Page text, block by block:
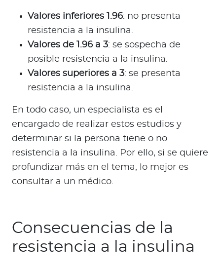
Valores inferiores 1.96: no presenta
resistencia a la insulina.
Valores de 1.96 a 3: se sospecha de
posible resistencia a la insulina.
Valores superiores a 3: se presenta
resistencia a la insulina.
En todo caso, un especialista es el
encargado de realizar estos estudios y
determinar si la persona tiene o no
resistencia a la insulina. Por ello, si se quiere
profundizar más en el tema, lo mejor es
consultar a un médico.
Consecuencias de la
resistencia a la insulina